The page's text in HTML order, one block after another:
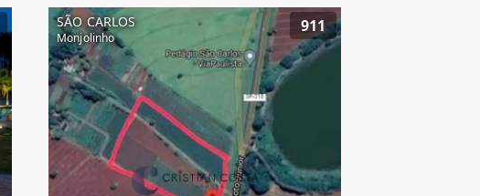
SÃO CARLOS
Monjolinho
911